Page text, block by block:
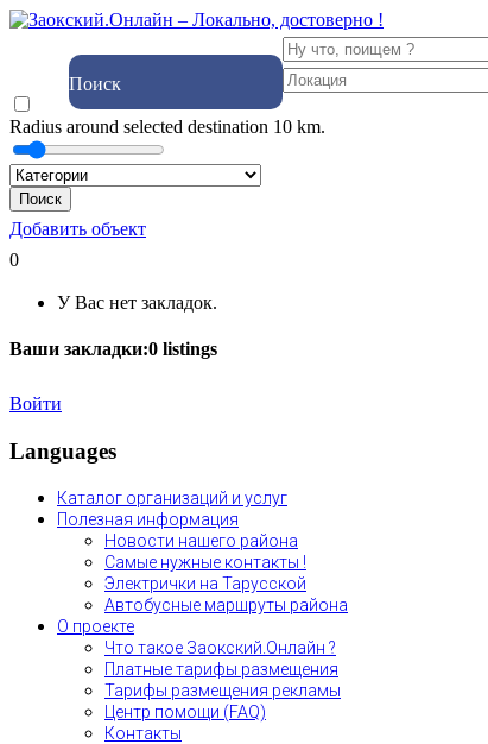
Поиск
Radius around selected destination 10 km.
Поиск
Добавить объект
0
У Вас нет закладок.
Ваши закладки:0 listings
Войти
Languages
Каталог организаций и услуг
Полезная информация
Новости нашего района
Самые нужные контакты !
Электрички на Тарусской
Автобусные маршруты района
О проекте
Что такое Заокский.Онлайн ?
Платные тарифы размещения
Тарифы размещения рекламы
Центр помощи (FAQ)
Контакты